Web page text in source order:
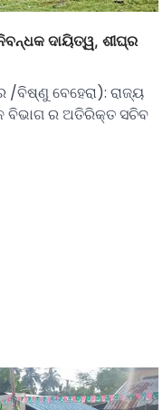
ଦାୟିତ୍ୱ, ଶୀଘ୍ର
/ବିଷ୍ଣୁ ବେହେରା): ରାଜ୍ୟ
ବିଭାଗ ର ଅତିରିକ୍ତ ସଚିବ